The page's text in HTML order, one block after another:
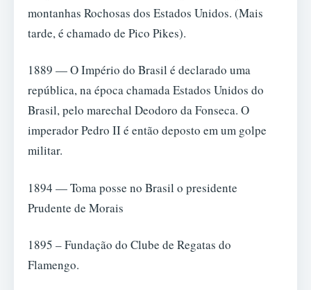
montanhas Rochosas dos Estados Unidos. (Mais
tarde, é chamado de Pico Pikes).
1889 — O Império do Brasil é declarado uma
república, na época chamada Estados Unidos do
Brasil, pelo marechal Deodoro da Fonseca. O
imperador Pedro II é então deposto em um golpe
militar.
1894 — Toma posse no Brasil o presidente
Prudente de Morais
1895 – Fundação do Clube de Regatas do
Flamengo.